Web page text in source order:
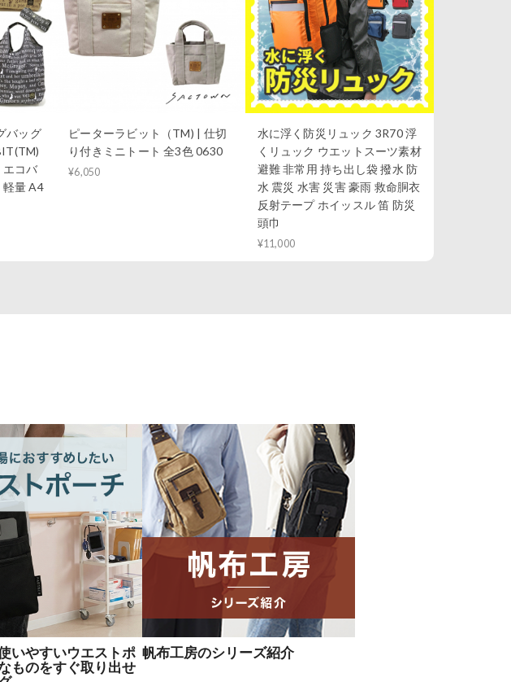
バッグ
エコバ
軽量 A4
ピーターラビット（TM) | 仕切
り付きミニトート 全3色 0630
¥6,050
水に浮く防災リュック 3R70 浮
くリュック ウエットスーツ素材
避難 非常用 持ち出し袋 撥水 防
水 震災 水害 災害 豪雨 救命胴衣
反射テープ ホイッスル 笛 防災
頭巾
¥11,000
いやすいウエストポ
ものをすぐ取り出せ
帆布工房のシリーズ紹介